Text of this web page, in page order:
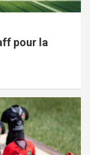
pour la